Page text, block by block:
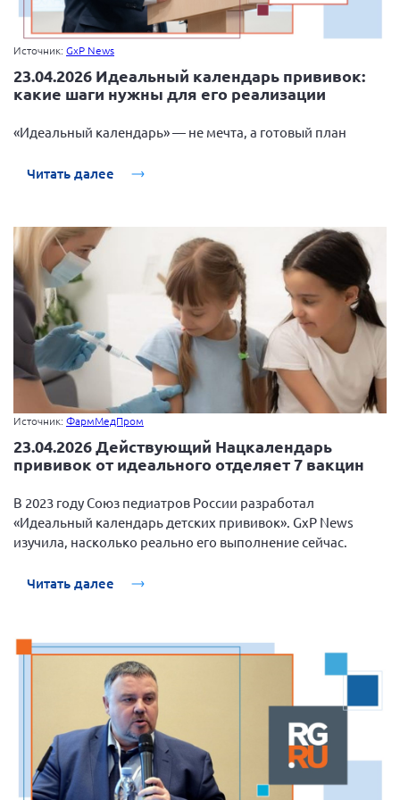
Источник: GxP News
23.04.2026 Идеальный календарь прививок:
какие шаги нужны для его реализации
«Идеальный календарь» — не мечта, а готовый план
Читать далее
Источник: ФармМедПром
23.04.2026 Действующий Нацкалендарь
прививок от идеального отделяет 7 вакцин
В 2023 году Союз педиатров России разработал
«Идеальный календарь детских прививок». GxP News
изучила, насколько реально его выполнение сейчас.
Читать далее